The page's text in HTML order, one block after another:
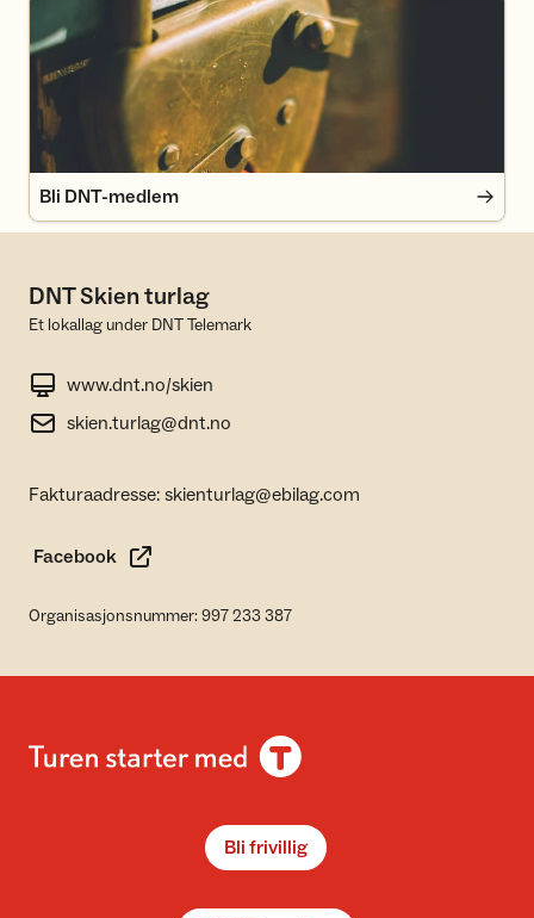
Bli DNT-medlem
Bli DNT-medlem
DNT Skien turlag
Et lokallag under DNT Telemark
www.dnt.no/skien
skien.turlag@dnt.no
Fakturaadresse: skienturlag@ebilag.com
Facebook
Organisasjonsnummer: 997 233 387
Bli frivillig